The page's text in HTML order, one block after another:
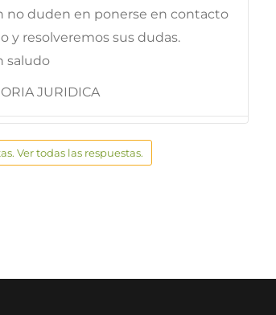
no duden en ponerse en contacto
y resolveremos sus dudas.
saludo
JURIDICA
Ver todas las respuestas.